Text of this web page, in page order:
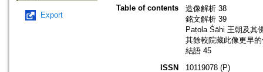
Export
Table of contents
造像解析 38
銘文解析 39
Paṭola Śāhi 王朝及其
其餘較院藏此像更早
結語 45
ISSN
10119078 (P)